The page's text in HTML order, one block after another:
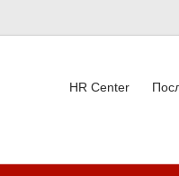
HR Center